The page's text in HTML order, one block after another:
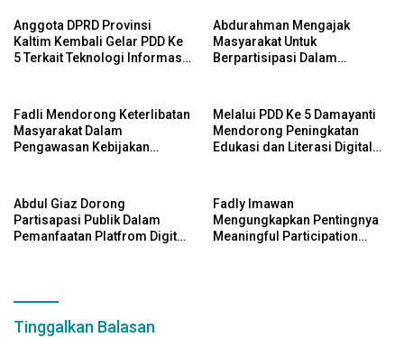
Anggota DPRD Provinsi
Kaltim Kembali Gelar PDD Ke
5 Terkait Teknologi Informasi
Abdurahman Mengajak
Masyarakat Untuk
Berpartisipasi Dalam
Platform Digital
Fadli Mendorong Keterlibatan
Masyarakat Dalam
Pengawasan Kebijakan
Melalui PDD Ke 5 Damayanti
Mendorong Peningkatan
Edukasi dan Literasi Digital
Abdul Giaz Dorong
Partisapasi Publik Dalam
Pemanfaatan Platfrom Digital
Fadly Imawan
Mengungkapkan Pentingnya
Meaningful Participation
Tinggalkan Balasan